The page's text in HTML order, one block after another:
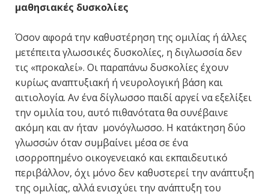
μαθησιακές δυσκολίες
Όσον αφορά την καθυστέρηση της ομιλίας ή άλλες
μετέπειτα γλωσσικές δυσκολίες, η διγλωσσία δεν
τις «προκαλεί». Οι παραπάνω δυσκολίες έχουν
κυρίως αναπτυξιακή ή νευρολογική βάση και
αιτιολογία. Αν ένα δίγλωσσο παιδί αργεί να εξελίξει
την ομιλία του, αυτό πιθανότατα θα συνέβαινε
ακόμη και αν ήταν μονόγλωσσο. Η κατάκτηση δύο
γλωσσών όταν συμβαίνει μέσα σε ένα
ισορροπημένο οικογενειακό και εκπαιδευτικό
περιβάλλον, όχι μόνο δεν καθυστερεί την ανάπτυξη
της ομιλίας, αλλά ενισχύει την ανάπτυξη του